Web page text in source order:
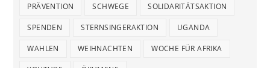
PRÄVENTION SCHWEGE SOLIDARITÄTSAKTION
SPENDEN STERNSINGERAKTION UGANDA
WAHLEN WEIHNACHTEN WOCHE FÜR AFRIKA